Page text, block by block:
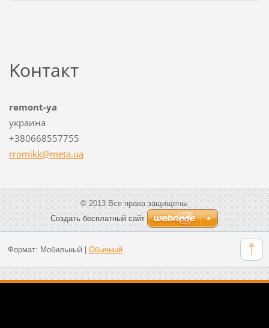
Koнтакт
remont-уа
украина
+380668557755
rromikk@meta.ua
© 2013 Все права защищены.
Создать бесплатный сайт
Формат: Мобильный| Обычный